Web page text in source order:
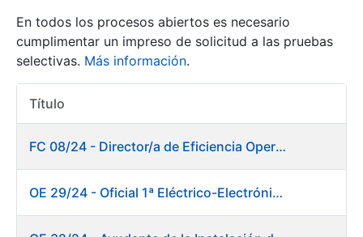
Mostrar/Ocultar
Mostrar/Ocultar
En todos los procesos abiertos es necesario
cumplimentar un impreso de solicitud a las pruebas
selectivas. Más información.
Título
FC 08/24 - Director/a de Eficiencia Operativa
OE 29/24 - Oficial 1ª Eléctrico-Electrónico Mantenimiento Destacado